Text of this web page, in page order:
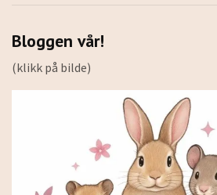
Bloggen vår!
(klikk på bilde)